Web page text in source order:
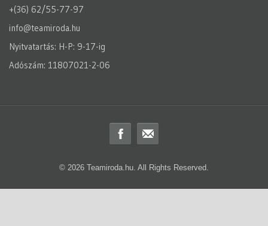
+(36) 62/55-77-97
info@teamiroda.hu
Nyitvatartás: H-P: 9-17-ig
Adószám: 11807021-2-06
© 2026 Teamiroda.hu. All Rights Reserved.